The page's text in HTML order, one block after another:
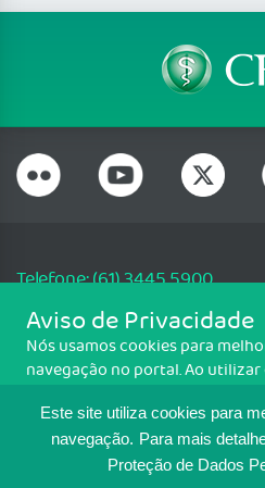
Este site utiliza cookies para
navegação. Para mais
Proteção de Dados
Telefone: (61) 3445 5900
Email:
SGAS 616, Conjunto D, Lote 115, L2 Sul,
CNPJ: 33.583.550/0001-30
MAPA DO SITE
Aviso de Privacidade
Nós usamos cookies para
navegação no portal. Ao
Para ter mais informações
Política de cookies. Se você